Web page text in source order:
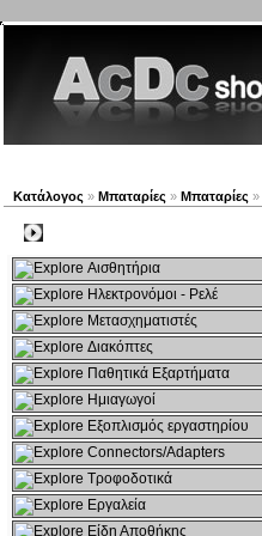
Κατάλογος » Μπαταρίες » Μπαταρίες »
Αισθητήρια
Ηλεκτρονόμοι - Ρελέ
Μετασχηματιστές
Διακόπτες
Παθητικά Εξαρτήματα
Hμιαγωγοί
Εξοπλισμός εργαστηρίου
Connectors/Adapters
Τροφοδοτικά
Εργαλεία
Είδη Αποθήκης